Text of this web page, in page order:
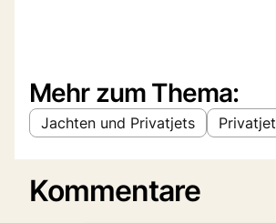
Mehr zum Thema:
Jachten und Privatjets Privatjet
Kommentare